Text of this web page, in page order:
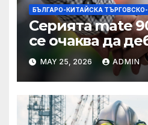
БЪЛГАРО-КИТАЙСКА
Серията mate
се очаква да
чип Kirin тази
TechNode
MAY 25, 2026 ADMIN